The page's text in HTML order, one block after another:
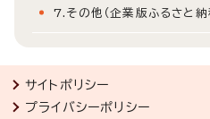
7.その他（企業版ふるさと納
サイトポリシー
プライバシーポリシー